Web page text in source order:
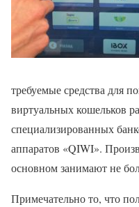
требуемые средства для
виртуальных кошельков
специализированных
аппаратов «QIWI».
основном занимают не
Примечательно то, что